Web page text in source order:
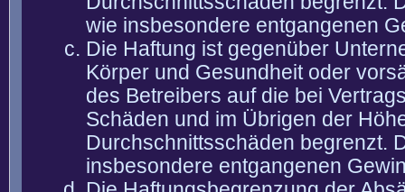
wie insbesondere entgangenen
Die Haftung ist gegenüber
Körper und Gesundheit oder
des Betreibers auf die bei
Schäden und im Übrigen der
Durchschnittsschäden begrenzt.
insbesondere entgangenen